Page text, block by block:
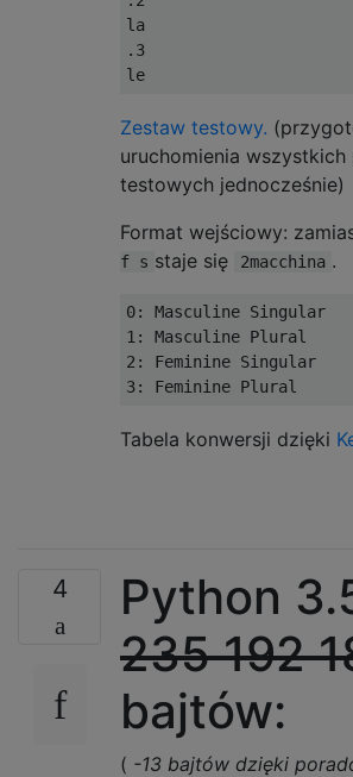
la
.3
Zestaw testowy.
uruchomienia
testowych jednocześnie)
Format wejściowy:
f s staje się 2macchina .
0: Masculine Singular
1: Masculine Plural
2: Feminine Singular
Tabela konwersji dzięki
4 Python
235192
bajtów:
( -13 bajtów dzięki